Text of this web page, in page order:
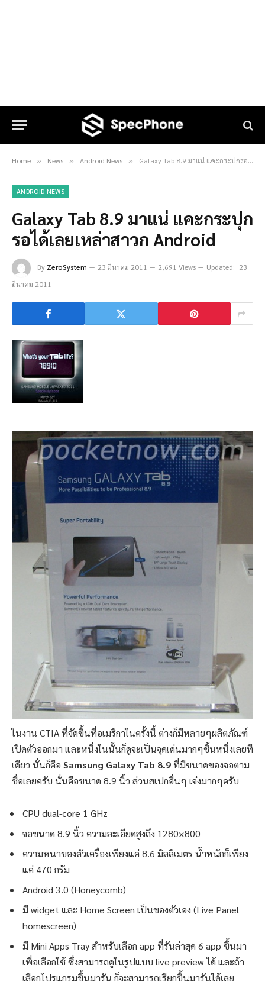
Home » News » Android News » Galaxy Tab 8.9 มาแน่ แคะกระปุกรอได้เลยเหล่าสาวก Android
ANDROID NEWS
Galaxy Tab 8.9 มาแน่ แคะกระปุก
รอได้เลยเหล่าสาวก Android
By ZeroSystem 23 มีนาคม 2011 2,691 Views Updated: 23
มีนาคม 2011
ในงาน CTIA ที่จัดขึ้นที่อเมริกาในครั้งนี้ ต่างก็มีหลายๆผลิตภัณฑ์
เปิดตัวออกมา และหนึ่งในนั้นก็ดูจะเป็นจุดเด่นมากๆชิ้นหนึ่งเลยที
เดียว นั่นก็คือ Samsung Galaxy Tab 8.9ที่มีขนาดของจอตาม
ชื่อเลยครับ นั่นคือขนาด 8.9 นิ้ว ส่วนสเปกอื่นๆ เจ๋งมากๆครับ
CPU dual-core 1 GHz
จอขนาด 8.9 นิ้ว ความละเอียดสูงถึง 1280×800
ความหนาของตัวเครื่องเพียงแค่ 8.6 มิลลิเมตร น้ำหนักก็เพียง
แค่ 470 กรัม
Android 3.0 (Honeycomb)
มี widget และ Home Screen เป็นของตัวเอง (Live Panel
homescreen)
มี Mini Apps Tray สำหรับเลือก app ที่รันล่าสุด 6 app ขึ้นมา
เพื่อเลือกใช้ ซึ่งสามารถดูในรูปแบบ live preview ได้ และถ้า
เลือกโปรแกรมขึ้นมารัน ก็จะสามารถเรียกขึ้นมารันได้เลย